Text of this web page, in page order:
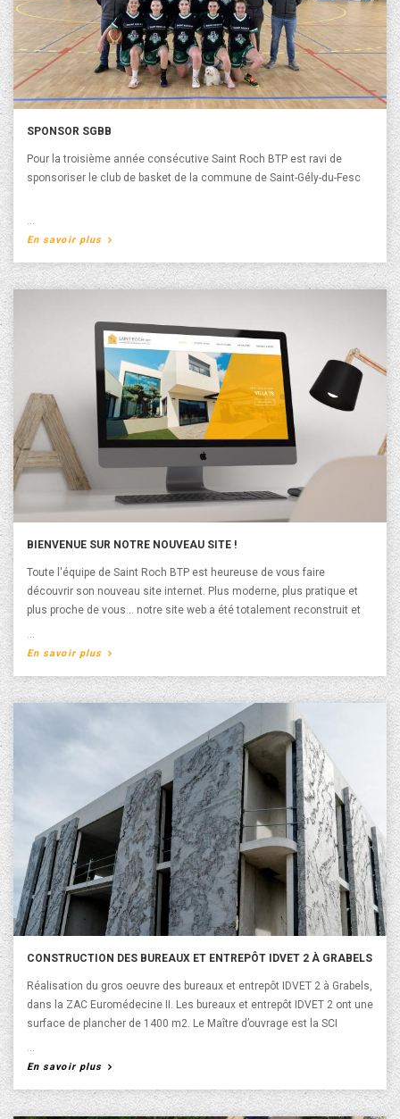
SPONSOR SGBB
Pour la troisième année consécutive Saint Roch BTP est ravi de
sponsoriser le club de basket de la commune de Saint-Gély-du-Fesc
En savoir plus A propos de Sponsor SGBB
BIENVENUE SUR NOTRE NOUVEAU SITE !
Toute l'équipe de Saint Roch BTP est heureuse de vous faire
découvrir son nouveau site internet. Plus moderne, plus pratique et
plus proche de vous… notre site web a été totalement reconstruit et
l'ergonomie s'adapte parfaitement à votre smartphone ou tablette.
rapides clairement identifiables vers nos différentes rubriques. Les
réalisations de logements collectifs ou individuels sont détaillées et
dotées d'informations pratiques. N'hésitez pas à partager notre
nouveau site, bonne visite !
En savoir plus A propos de Bienvenue sur notre nouveau site !
CONSTRUCTION DES BUREAUX ET ENTREPÔT IDVET 2 À GRABELS
Réalisation du gros oeuvre des bureaux et entrepôt IDVET 2 à Grabels,
dans la ZAC Euromédecine II. Les bureaux et entrepôt IDVET 2 ont une
surface de plancher de 1400 m2. Le Maître d’ouvrage est la SCI
En savoir plus A propos de Construction des bureaux et entrepôt